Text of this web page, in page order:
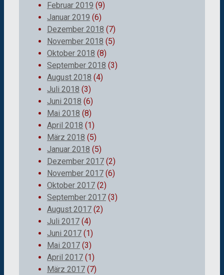
Februar 2019 (9)
Januar 2019 (6)
Dezember 2018 (7)
November 2018 (5)
Oktober 2018 (8)
September 2018 (3)
August 2018 (4)
Juli 2018 (3)
Juni 2018 (6)
Mai 2018 (8)
April 2018 (1)
März 2018 (5)
Januar 2018 (5)
Dezember 2017 (2)
November 2017 (6)
Oktober 2017 (2)
September 2017 (3)
August 2017 (2)
Juli 2017 (4)
Juni 2017 (1)
Mai 2017 (3)
April 2017 (1)
März 2017 (7)